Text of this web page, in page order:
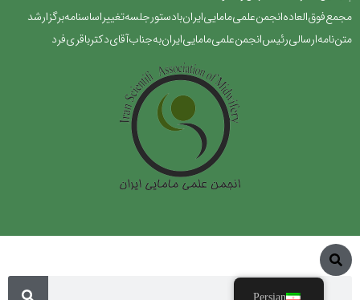
مجمع فوق العاده انجمن علمی مامایی ایران با دستور جلسه تغییر اساسنامه برگزار شد
متن نامه ارسالی رئیس انجمن علمی مامایی ایران به جناب آقای دکتر باقری فرد
Persian